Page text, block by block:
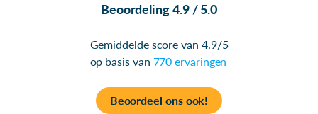
Beoordeling 4.9 / 5.0
Gemiddelde score van 4.9/5
op basis van 770 ervaringen
Beoordeel ons ook!